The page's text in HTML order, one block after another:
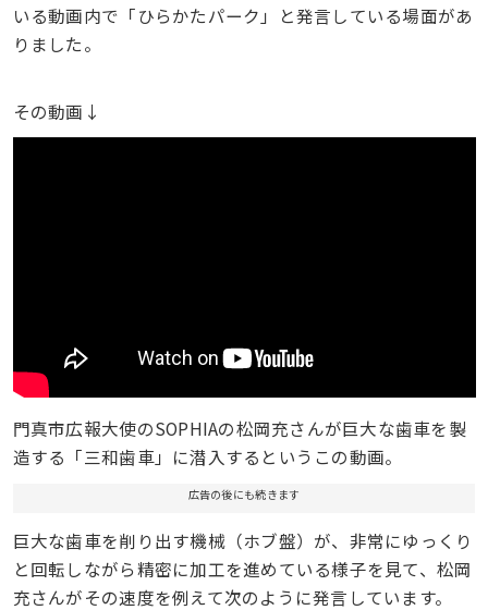
いる動画内で「ひらかたパーク」と発言している場面があ
りました。
その動画↓
門真市広報大使のSOPHIAの松岡充さんが巨大な歯車を製
造する「三和歯車」に潜入するというこの動画。
広告の後にも続きます
巨大な歯車を削り出す機械（ホブ盤）が、非常にゆっくり
と回転しながら精密に加工を進めている様子を見て、松岡
充さんがその速度を例えて次のように発言しています。